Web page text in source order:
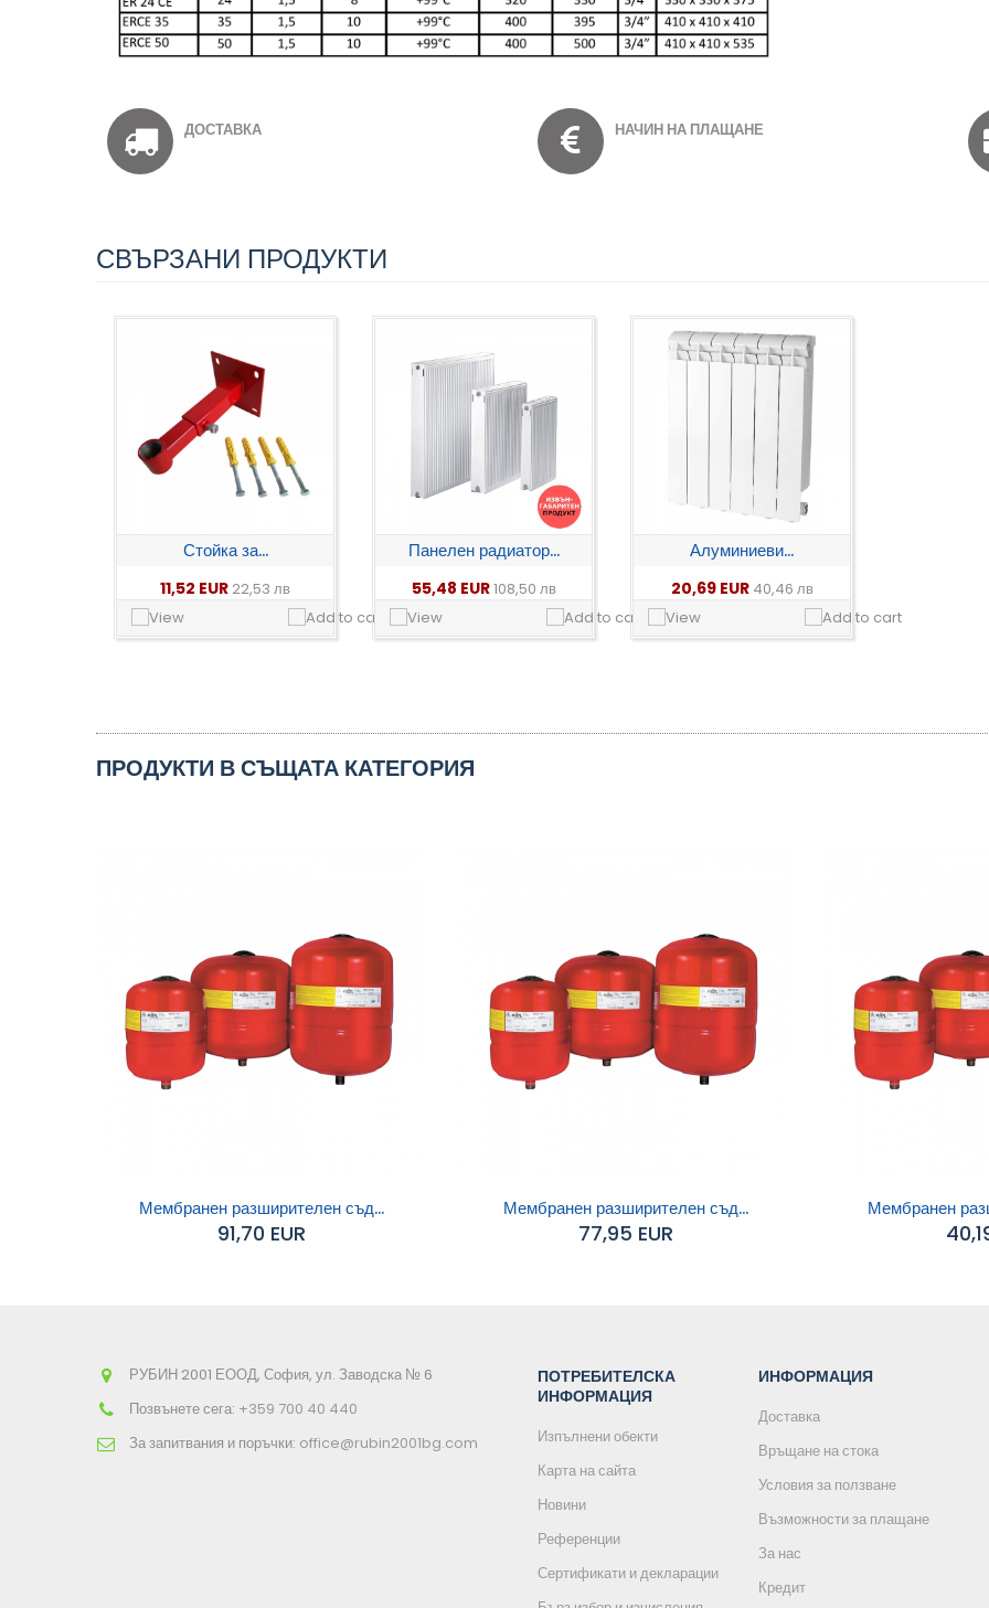
ДОСТАВКА НАЧИН НА ПЛАЩАНЕ
СВЪРЗАНИ ПРОДУКТИ
Стойка за...
11,52 EUR 22,53 лв
Панелен радиатор...
55,48 EUR108,50 лв
Алуминиеви...
20,69 EUR 40,46 лв
ПРОДУКТИ В СЪЩАТА КАТЕГОРИЯ
Мембранен разширителен съд...
91,70 EUR
Мембранен разширителен съд...
77,95 EUR
Мембранен
РУБИН 2001 ЕООД, София, ул. Заводска № 6
Позвънете сега: +359 700 40 440
За запитвания и поръчки: office@rubin2001bg.com
ПОТРЕБИТЕЛСКА
ИНФОРМАЦИЯ
Изпълнени обекти
Карта на сайта
Новини
Референции
Сертификати и декларации
ИНФОРМАЦИЯ
Доставка
Връщане на стока
Условия за ползване
Възможности за плащане
За нас
Кредит